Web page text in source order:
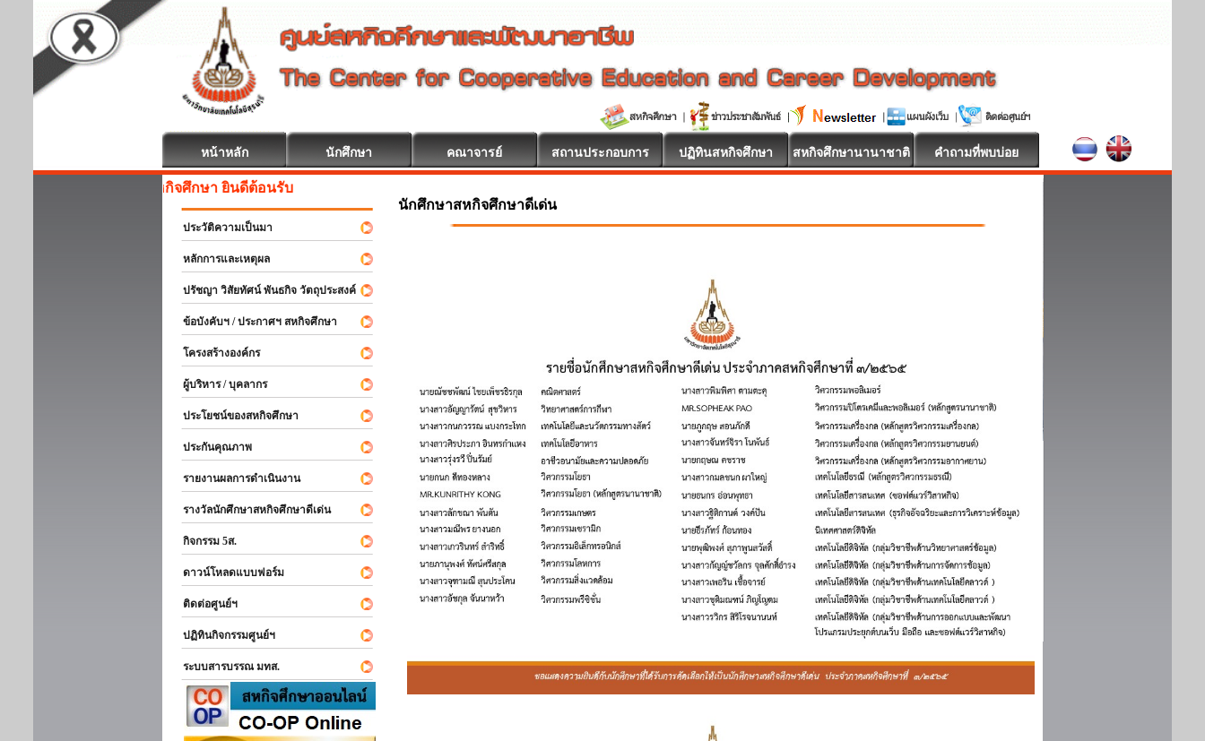
หน้าหลัก นักศึกษา คณาจารย์ สถานประกอบการ ปฏิทินสหกิจศึกษา สหกิจศึกษานานาชาติ คำถามที่พบบ่อย
สหกิจศึกษา ยินดีต้อนรับ
ประวัติความเป็นมา
หลักการและเหตุผล
ปรัชญา วิสัยทัศน์ พันธกิจ วัตถุประสงค์
ข้อบังคับฯ / ประกาศฯ สหกิจศึกษา
โครงสร้างองค์กร
ผู้บริหาร / บุคลากร
ประโยชน์ของสหกิจศึกษา
ประกันคุณภาพ
รายงานผลการดำเนินงาน
รางวัลนักศึกษาสหกิจศึกษาดีเด่น
กิจกรรม 5ส.
ดาวน์โหลดแบบฟอร์ม
ติดต่อศูนย์ฯ
ปฏิทินกิจกรรมศูนย์ฯ
ระบบสารบรรณ มทส.
นักศึกษาสหกิจศึกษาดีเด่น